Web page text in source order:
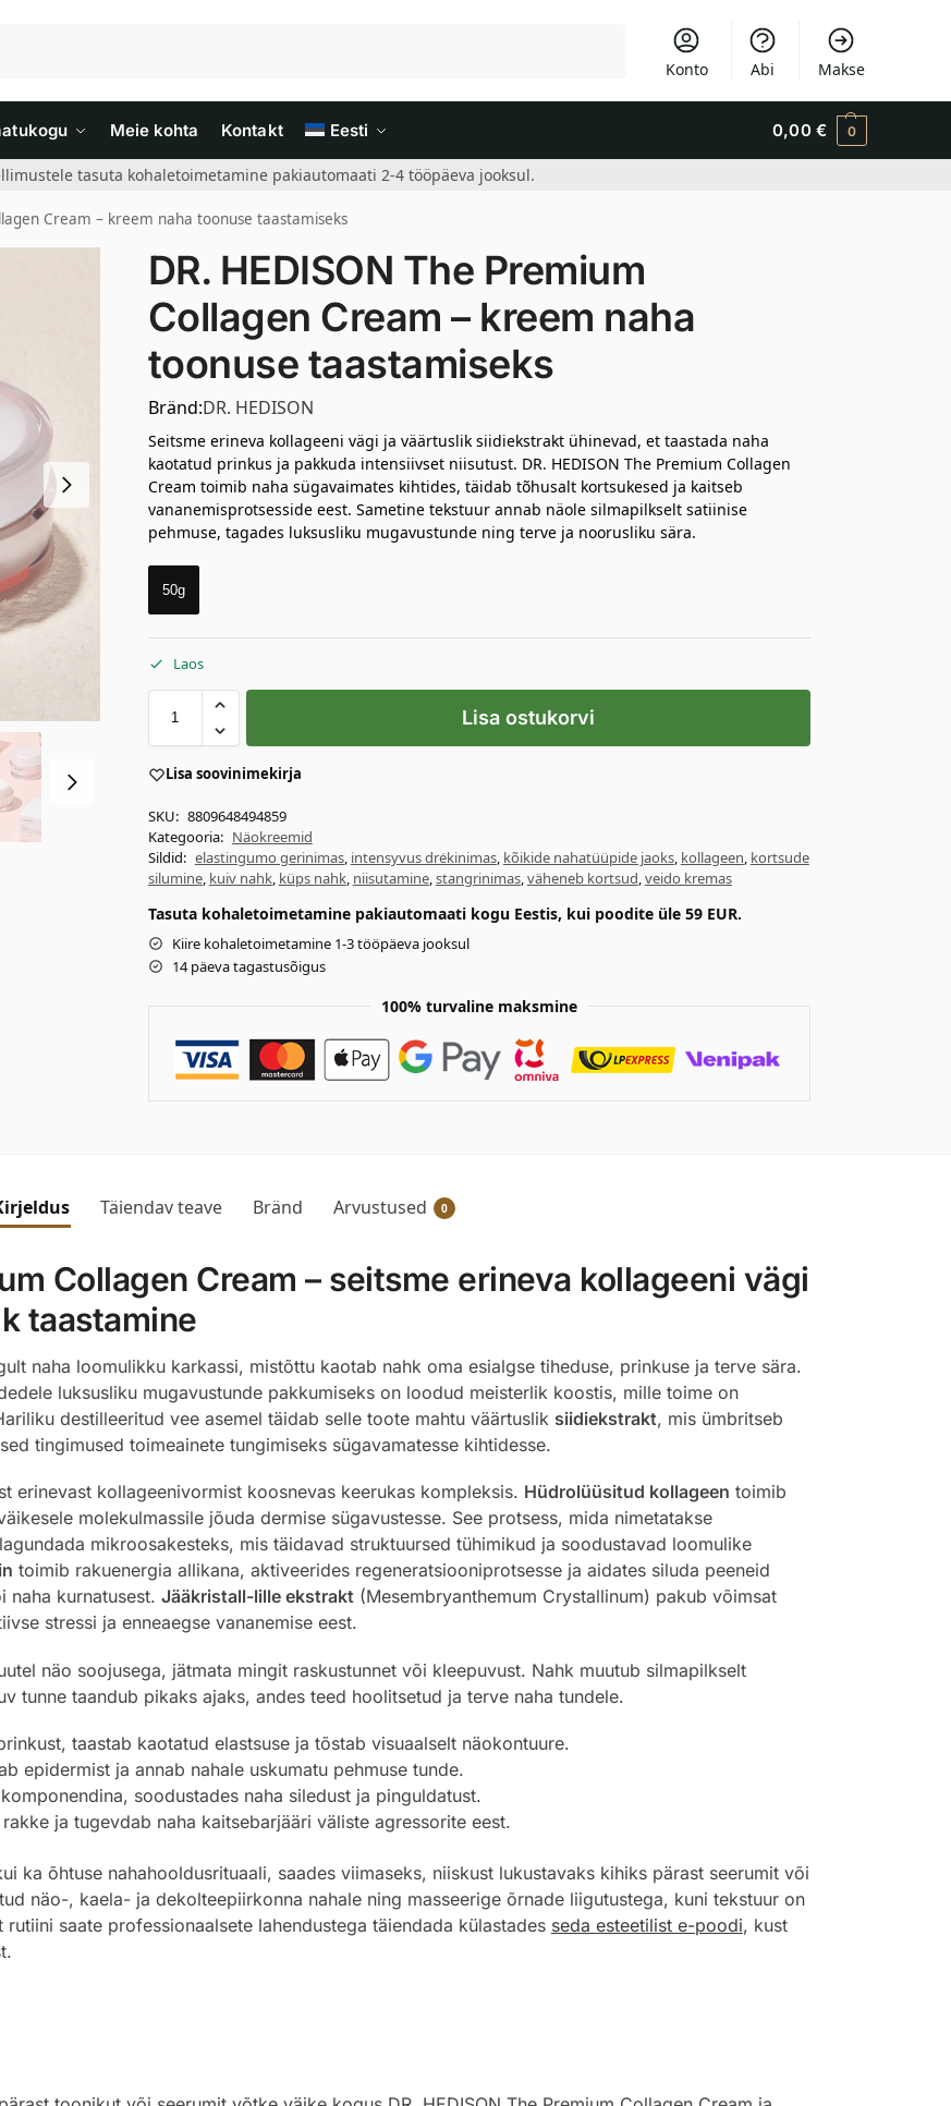
Konto Abi Makse
Meie kohta Kontakt Eesti 0,00 € 0
tasuta kohaletoimetamine pakiautomaati 2-4 tööpäeva jooksul.
Cream – kreem naha toonuse taastamiseks
DR. HEDISON The Premium
Collagen Cream – kreem naha
toonuse taastamiseks
Bränd:DR. HEDISON
Seitsme erineva kollageeni vägi ja väärtuslik siidiekstrakt ühinevad, et taastada naha
kaotatud prinkus ja pakkuda intensiivset niisutust. DR. HEDISON The Premium Collagen
Cream toimib naha sügavaimates kihtides, täidab tõhusalt kortsukesed ja kaitseb
vananemisprotsesside eest. Sametine tekstuur annab näole silmapilkselt satiinise
pehmuse, tagades luksusliku mugavustunde ning terve ja noorusliku sära.
50g
Laos
Lisa ostukorvi
Lisa soovinimekirja
SKU: 8809648494859
Kategooria: Näokreemid
Sildid: elastingumo gerinimas, intensyvus drėkinimas, kõikide nahatüüpide jaoks, kollageen, kortsude
silumine, kuiv nahk, küps nahk, niisutamine,stangrinimas,väheneb kortsud,veido kremas
Tasuta kohaletoimetamine pakiautomaati kogu Eestis, kui poodite üle 59 EUR.
Kiire kohaletoimetamine 1-3 tööpäeva jooksul
14 päeva tagastusõigus
100% turvaline maksmine
Täiendav teave Bränd Arvustused 0
Collagen Cream – seitsme erineva kollageeni vägi
taastamine
naha loomulikku karkassi, mistõttu kaotab nahk oma esialgse tiheduse, prinkuse ja terve sära.
luksusliku mugavustunde pakkumiseks on loodud meisterlik koostis, mille toime on
destilleeritud vee asemel täidab selle toote mahtu väärtuslik siidiekstrakt, mis ümbritseb
tingimused toimeainete tungimiseks sügavamatesse kihtidesse.
erinevast kollageenivormist koosnevas keerukas kompleksis. Hüdrolüüsitud kollageen toimib
molekulmassile jõuda dermise sügavustesse. See protsess, mida nimetatakse
mikroosakesteks, mis täidavad struktuursed tühimikud ja soodustavad loomulike
toimib rakuenergia allikana, aktiveerides regeneratsiooniprotsesse ja aidates siluda peeneid
naha kurnatusest. Jääkristall-lille ekstrakt(Mesembryanthemum Crystallinum) pakub võimsat
stressi ja enneaegse vananemise eest.
näo soojusega, jätmata mingit raskustunnet või kleepuvust. Nahk muutub silmapilkselt
tunne taandub pikaks ajaks, andes teed hoolitsetud ja terve naha tundele.
taastab kaotatud elastsuse ja tõstab visuaalselt näokontuure.
epidermist ja annab nahale uskumatu pehmuse tunde.
soodustades naha siledust ja pinguldatust.
ja tugevdab naha kaitsebarjääri väliste agressorite eest.
ka õhtuse nahahooldusrituaali, saades viimaseks, niiskust lukustavaks kihiks pärast seerumit või
näo-, kaela- ja dekolteepiirkonna nahale ning masseerige õrnade liigutustega, kuni tekstuur on
saate professionaalsete lahendustega täiendada külastades seda esteetilist e-poodi, kust